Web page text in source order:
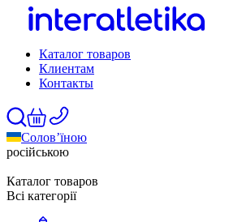
Каталог товаров
Клиентам
Контакты
Солов’їною
російською
Каталог товаров
Всі категорії